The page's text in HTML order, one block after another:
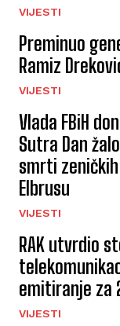
VIJESTI
Preminuo
Ramiz
VIJESTI
Vlada FBiH
Sutra Dan
smrti
Elbrusu
VIJESTI
RAK utvrdio
emitiranje za
VIJESTI